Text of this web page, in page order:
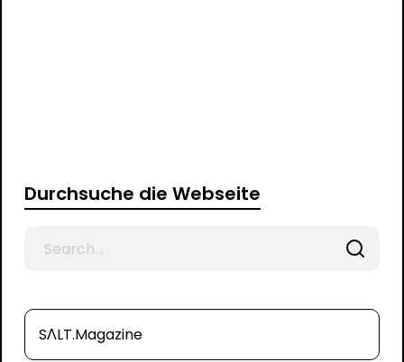
Durchsuche die Webseite
SΛLT.Magazine